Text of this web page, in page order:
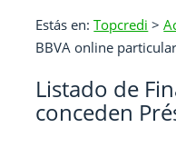
Estás en:Topcredi >
BBVA online
Listado de
conceden